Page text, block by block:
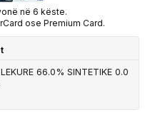
në 6 këste.
ose Premium Card.
66.0% SINTETIKE 0.0